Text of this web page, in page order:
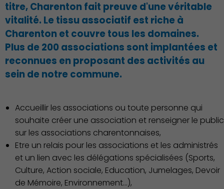
Démocratie locale
Famille
titre, Charenton fait preuve d'une véritable
vitalité. Le tissu associatif est riche à
Charenton et couvre tous les domaines.
Plus de 200 associations sont implantées et
reconnues en proposant des activités au
sein de notre commune.
Accueillir les associations ou toute personne qui
souhaite créer une association et renseigner le public
sur les associations charentonnaises,
Etre un relais pour les associations et les administrés
et un lien avec les délégations spécialisées (Sports,
Culture, Action sociale, Education, Jumelages, Devoir
de Mémoire, Environnement…),